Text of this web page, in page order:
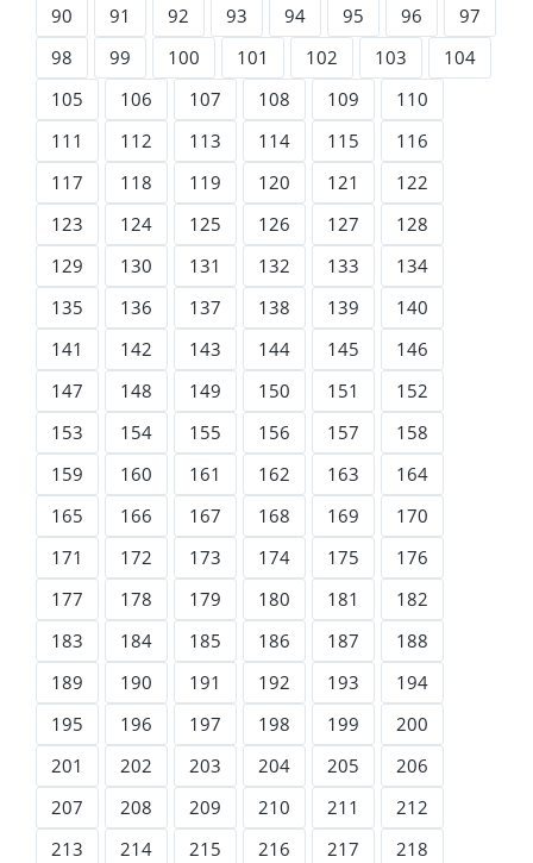
90
91 92 93 94 95 96
97
98
99 100 101 102 103
104
105
106 107 108 109
110
111
112 113 114 115
116
117
118 119 120 121
122
123
124 125 126 127
128
129
130 131 132 133
134
135
136 137 138 139
140
141
142 143 144 145
146
147
148 149 150 151
152
153
154 155 156 157
158
159
160 161 162 163
164
165
166 167 168 169
170
171
172 173 174 175
176
177
178 179 180 181
182
183
184 185 186 187
188
189
190 191 192 193
194
195
196 197 198 199
200
201
202 203 204 205
206
207
208 209 210 211
212
213
214 215 216 217
218